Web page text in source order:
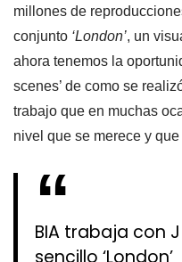
millones de
conjunto ‘London’, un
ahora tenemos la
scenes’ de como se
trabajo que en muchas
nivel que se merece y
BIA trabaja con